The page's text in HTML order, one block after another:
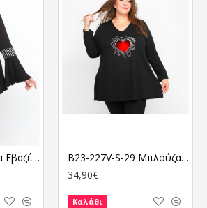
B24-584 Μπλούζα Εβαζέ Κομποζέ
B23-227V-S-29 Μπλούζα με στάμπα
34,90€
Καλάθι